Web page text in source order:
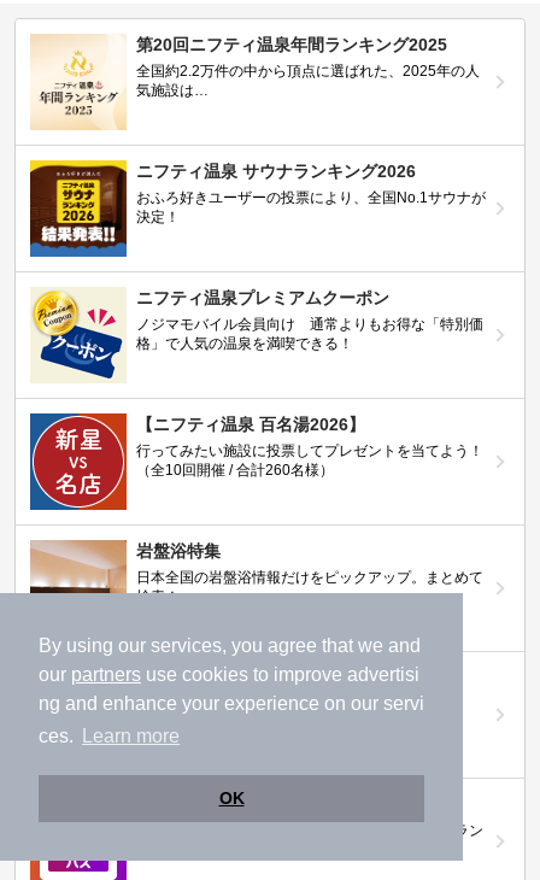
By using our services, you agree that we and
our partners use cookies to improve advertisi
ng and enhance your experience on our servi
ces.
Learn more
OK
第20回ニフティ温泉年間ランキング2025
全国約2.2万件の中から頂点に選ばれた、2025年の人
気施設は…
ニフティ温泉 サウナランキング2026
おふろ好きユーザーの投票により、全国No.1サウナが
決定！
ニフティ温泉プレミアムクーポン
ノジマモバイル会員向け 通常よりもお得な「特別価
格」で人気の温泉を満喫できる！
【ニフティ温泉 百名湯2026】
行ってみたい施設に投票してプレゼントを当てよう！
（全10回開催 / 合計260名様）
岩盤浴特集
日本全国の岩盤浴情報だけをピックアップ。まとめて
検索！
ニフティ温泉ニュース
温泉にもっと行きたくなる！お得な情報を掲載中
ニフティ温泉 おふろパス
温浴施設をお得に楽しめるサブスクリプションプラン